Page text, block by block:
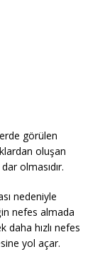
görülen
oluşan
olmasıdır.
nedeniyle
nefes almada
daha hızlı nefes
yol açar.